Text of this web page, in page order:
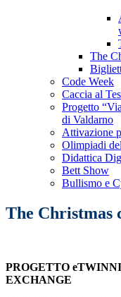
The
Code Week
Caccia al
Progetto
di Valdarno
Attivazione
Olimpiadi
Didattica
Bett Show
Bullismo e
The Christmas
PROGETTO
EXCHANGE